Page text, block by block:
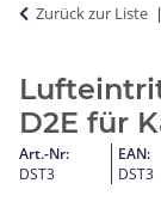
Zurück zur Liste
D2E für
Art.-Nr:
DST3
EAN:
DST3